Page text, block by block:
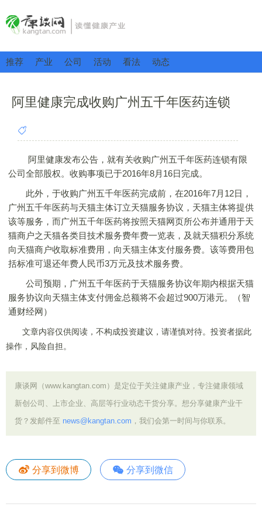
推荐 产业 公司 活动 看法 动态
阿里健康完成收购广州五千年医药连锁
阿里健康发布公告，就有关收购广州五千年医药连锁有限
公司全部股权。收购事项已于2016年8月16日完成。
此外，于收购广州五千年医药完成前，在2016年7月12日，
广州五千年医药与天猫主体订立天猫服务协议，天猫主体将提供
该等服务，而广州五千年医药将按照天猫网页所公布并通用于天
猫商户之天猫各类目技术服务费年费一览表，及就天猫积分系统
向天猫商户收取标准费用，向天猫主体支付服务费。该等费用包
括标准可退还年费人民币3万元及技术服务费。
公司预期，广州五千年医药于天猫服务协议年期内根据天猫
服务协议向天猫主体支付佣金总额将不会超过900万港元。（智
通财经网）
文章内容仅供阅读，不构成投资建议，请谨慎对待。投资者据此
操作，风险自担。
康谈网（www.kangtan.com）是定位于关注健康产业，专注健康领域
新创公司、上市企业、高层等行业动态干货分享。想分享健康产业干
货？发邮件至 news@kangtan.com ，我们会第一时间与你联系。
分享到微博 分享到微信